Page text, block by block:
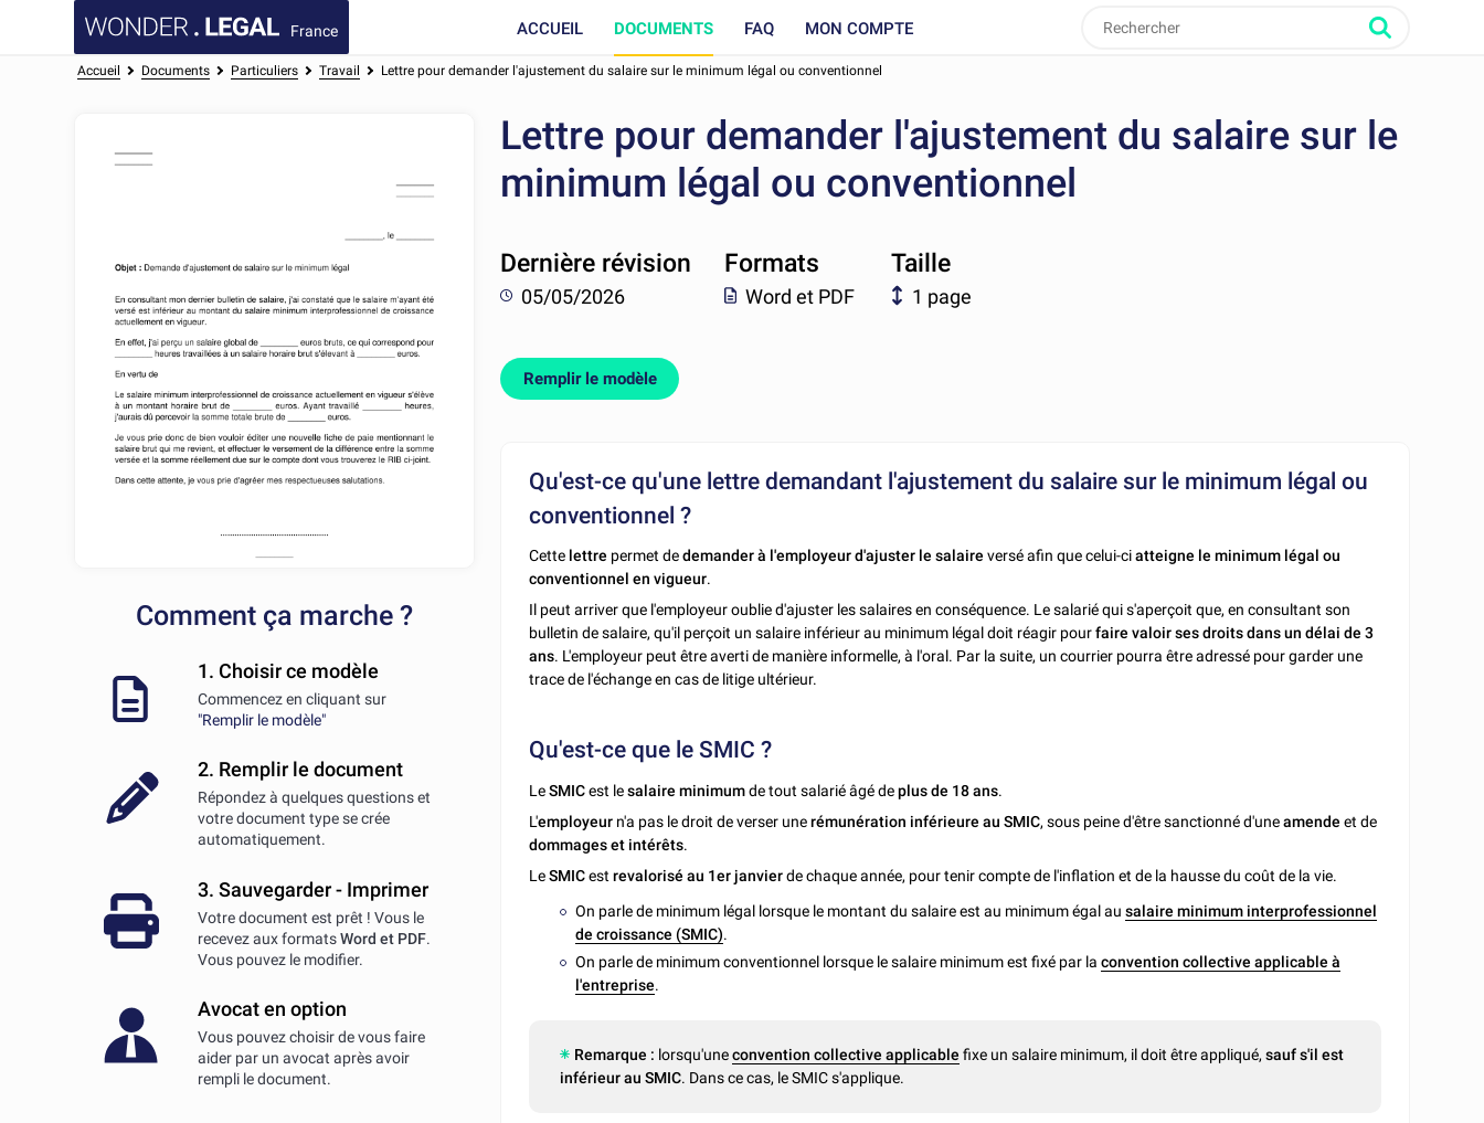
France ACCUEIL DOCUMENTS FAQ MON COMPTE
Accueil Documents Particuliers Travail Lettre pour demander l'ajustement du salaire sur le minimum légal ou conventionnel
Comment ça marche ?
1. Choisir ce modèle
Commencez en cliquant sur
"Remplir le modèle"
2. Remplir le document
Répondez à quelques questions et
votre document type se crée
automatiquement.
3. Sauvegarder - Imprimer
Votre document est prêt ! Vous le
recevez aux formatsWord et PDF.
Vous pouvez le modifier.
Avocat en option
Vous pouvez choisir de vous faire
aider par un avocat après avoir
rempli le document.
Lettre pour demander l'ajustement du salaire sur le
minimum légal ou conventionnel
Dernière révision
05/05/2026
Formats
Word et PDF
Taille
1 page
Remplir le modèle
Qu'est-ce qu'une lettre demandant l'ajustement du salaire sur le minimum légal ou
conventionnel ?
Cette lettre permet dedemander à l'employeur d'ajuster le salaire versé afin que celui-ciatteigne le minimum légal ou
conventionnel en vigueur.
Il peut arriver que l'employeur oublie d'ajuster les salaires en conséquence. Le salarié qui s'aperçoit que, en consultant son
bulletin de salaire, qu'il perçoit un salaire inférieur au minimum légal doit réagir pourfaire valoir ses droits dans un délai de 3
ans. L'employeur peut être averti de manière informelle, à l'oral. Par la suite, un courrier pourra être adressé pour garder une
trace de l'échange en cas de litige ultérieur.
Qu'est-ce que le SMIC ?
LeSMICest lesalaire minimumde tout salarié âgé deplus de 18 ans.
L'employeur n'a pas le droit de verser unerémunération inférieure au SMIC, sous peine d'être sanctionné d'uneamendeet de
dommages et intérêts.
LeSMICest revalorisé au 1er janvierde chaque année, pour tenir compte de l'inflation et de la hausse du coût de la vie.
On parle de minimum légal lorsque le montant du salaire est au minimum égal ausalaire minimum interprofessionnel
de croissance (SMIC).
On parle de minimum conventionnel lorsque le salaire minimum est fixé par la convention collective applicable à
l'entreprise.
Remarque : lorsqu'uneconvention collective applicable fixe un salaire minimum, il doit être appliqué,sauf s'il est
inférieur au SMIC. Dans ce cas, le SMIC s'applique.